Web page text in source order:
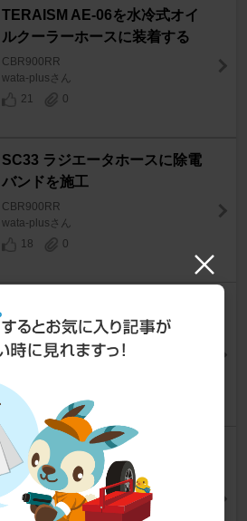
TERAISM AE-06を水冷式オイ
ルクーラーホースに装着する
CBR900RR
wata-plusさん
21
0
SC33 ラジエータホースに除電
バンドを施工
CBR900RR
wata-plusさん
18
0
CBR900RR
wata-plusさん
ラジエターホース交換
CBR900RR
heirsさん
0